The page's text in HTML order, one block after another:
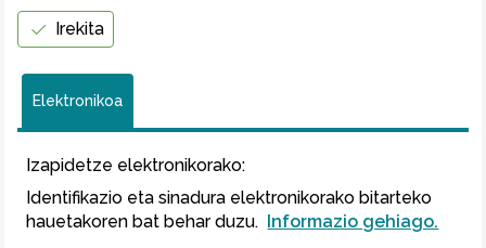
Irekita
Elektronikoa
Izapidetze elektronikorako:
Identifikazio eta sinadura elektronikorako bitarteko
hauetakoren bat behar duzu. Informazio gehiago.